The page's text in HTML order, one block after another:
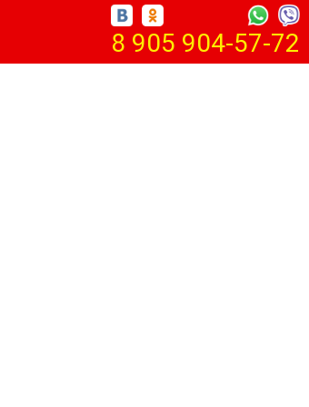
8 905 904-57-72